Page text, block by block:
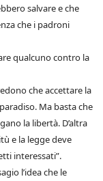
salvare e che
che i padroni
qualcuno contro la
che accettare la
Ma basta che
la libertà. D’altra
e la legge deve
interessati”.
l’idea che le